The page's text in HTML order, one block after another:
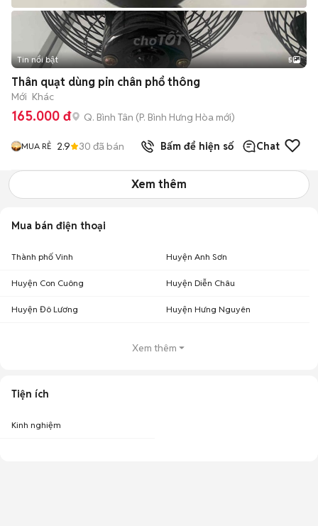
Tin nổi bật 5
Thân quạt dùng pin chân phổ thông
Mới Khác
165.000 đ Q. Bình Tân (P. Bình Hưng Hòa mới)
MUA RẺ 2.9 30 đã bán Bấm để hiện số Chat
Xem thêm
Mua bán điện thoại
Thành phố Vinh Huyện Anh Sơn
Huyện Con Cuông Huyện Diễn Châu
Huyện Đô Lương Huyện Hưng Nguyên
Xem thêm
Tiện ích
Kinh nghiệm